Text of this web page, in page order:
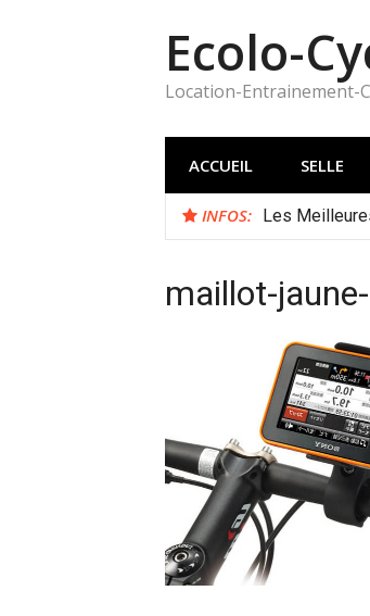
Ecolo-
Location-Entrainement-
ACCUEIL SELLE
INFOS: Les
maillot-